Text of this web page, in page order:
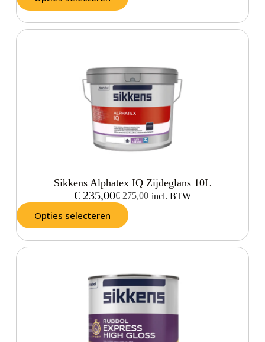
Sikkens Alphatex IQ Zijdeglans 10L
€275,00
€235,00 incl. BTW
Opties selecteren